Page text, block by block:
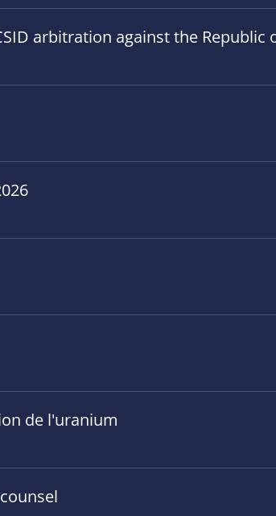
arbitration against the Republic
de l'uranium